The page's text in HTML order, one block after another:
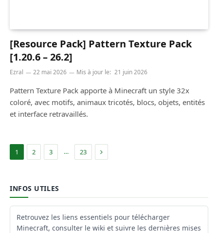
[Resource Pack] Pattern Texture Pack
[1.20.6 – 26.2]
Ezral 22 mai 2026 Mis à jour le: 21 juin 2026
Pattern Texture Pack apporte à Minecraft un style 32x
coloré, avec motifs, animaux tricotés, blocs, objets, entités
et interface retravaillés.
1 2 3 … 23 Suivant
INFOS UTILES
Retrouvez les liens essentiels pour télécharger
Minecraft, consulter le wiki et suivre les dernières mises